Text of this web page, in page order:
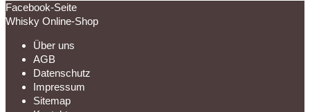
Facebook-Seite
Whisky Online-Shop
Über uns
AGB
Datenschutz
Impressum
Sitemap